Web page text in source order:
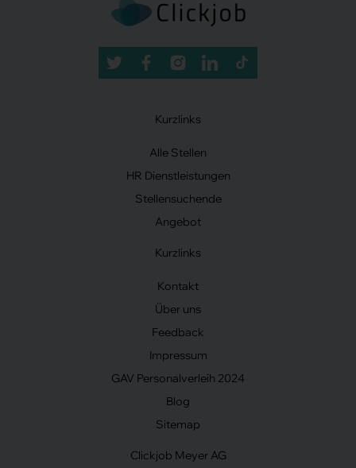
Kurzlinks
Alle Stellen
HR Dienstleistungen
Stellensuchende
Angebot
Kurzlinks
Kontakt
Über uns
Feedback
Impressum
GAV Personalverleih 2024
Blog
Sitemap
Clickjob Meyer AG